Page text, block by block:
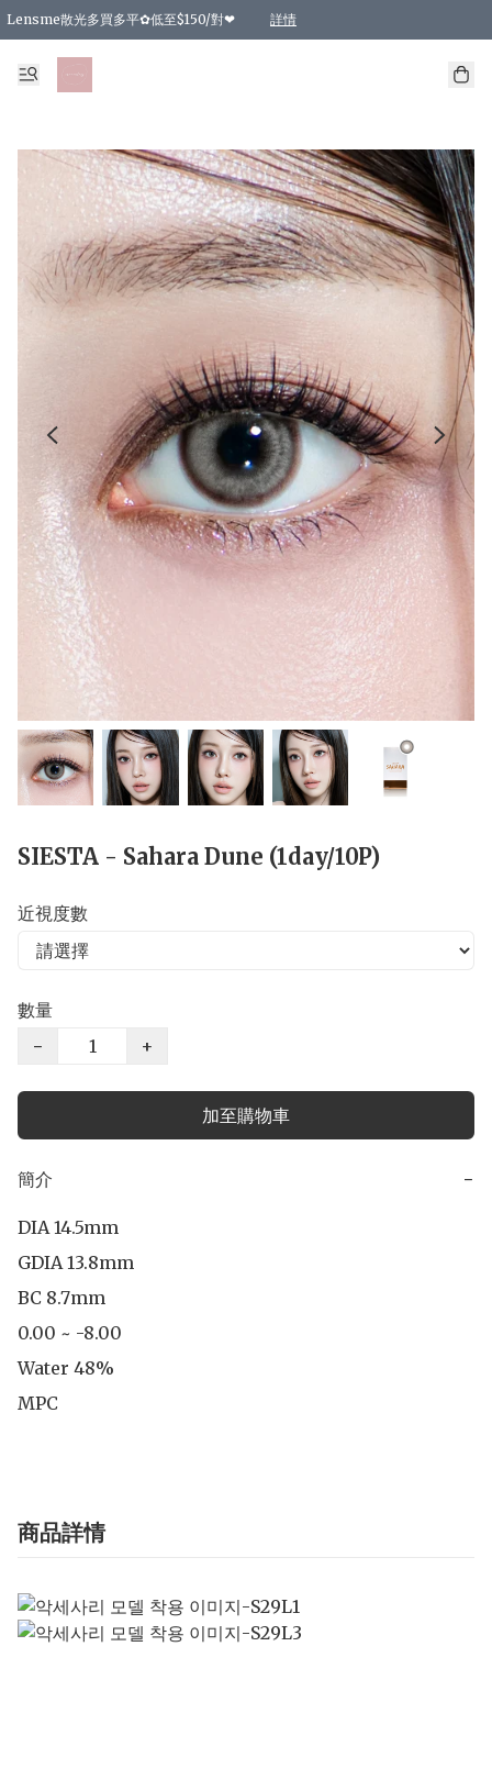
Lensme散光多買多平✿低至$150/對❤ 詳情
台灣Karacon⁩✧日拋 特價清貨❁⃘
日本韓國多款日/月拋現貨☼ 特價❤︎數量有限 售完即止
🇰🇷韓國多款月拋現貨 特價兩對$99✿數量有限 售完即止♫
精選商品，任選買2件或以上9 折；買4件或以上85 折；買6件或以上8 折
精選商品，任選買2件HKD 140.00；買4件HKD 260.00
精選商品，任選買2件HKD 190.00；買4件HKD 360.00
精選商品，任選買2件HKD 110.00；買4件HKD 180.00
精選商品，任選買2件HKD 170.00；買4件HKD 320.00
精選商品，任選買2件或以上減HKD 148.00
精選商品，任選買2件或以上減HKD 148.00
精選商品，任選買2件或以上95 折；買4件或以上9 折；買6件或以上85 折；買8件
精選商品，任選買12件或以上87 折
精選商品，任選買2件或以上減HKD 16.00；買4件或以上減HKD 32.00；買6
精選商品，任選買2件或以上95 折；買4件或以上9 折；買8件或以上85 折；買12
購物滿 HKD 800.00即享免運費優惠！（適用於 特定的送貨方式 )
SIESTA - Sahara Dune (1day/10P)
近視度數
數量
−
+
加至購物車
簡介 −
DIA 14.5mm
GDIA 13.8mm
BC 8.7mm
0.00 ~ -8.00
Water 48%
MPC
商品詳情